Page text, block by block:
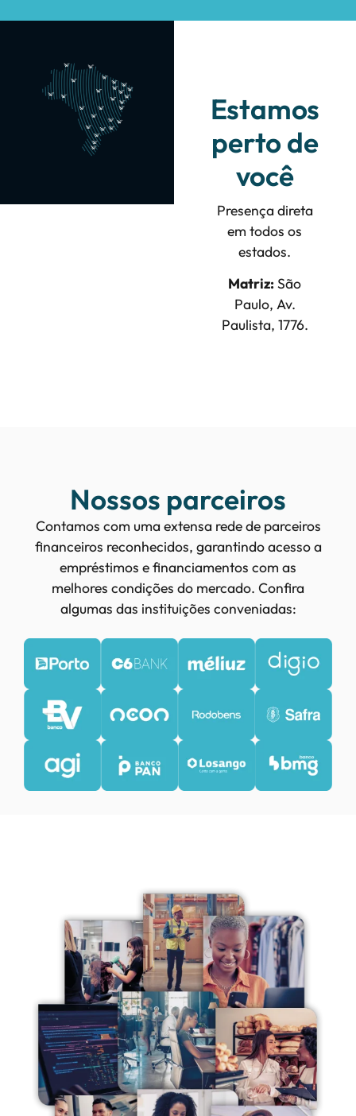
Estamos
perto de
você
Presença direta
em todos os
estados.
Matriz: São
Paulo, Av.
Paulista, 1776.
Nossos parceiros
Contamos com uma extensa rede de parceiros
financeiros reconhecidos, garantindo acesso a
empréstimos e financiamentos com as
melhores condições do mercado. Confira
algumas das instituições conveniadas: